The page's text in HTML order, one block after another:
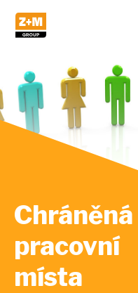
Chráněná
pracovní
místa